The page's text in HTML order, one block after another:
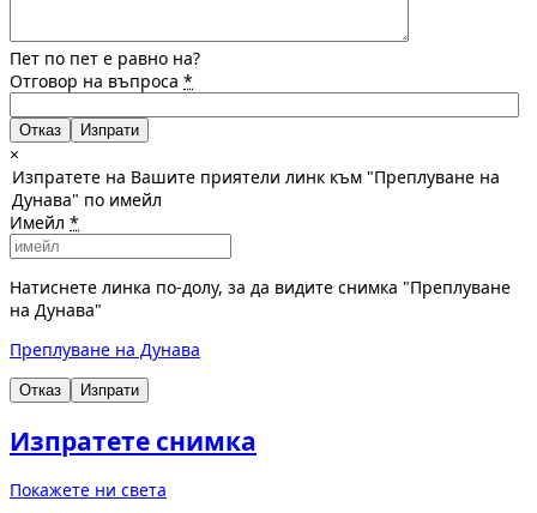
Пет по пет е равно на?
Отговор на въпроса *
Отказ
×
Изпратете на Вашите приятели линк към "Преплуване на
Дунава" по имейл
Имейл *
Натиснете линка по-долу, за да видите снимка "Преплуване
на Дунава"
Преплуване на Дунава
Отказ Изпрати
Изпратете снимка
Покажете ни света